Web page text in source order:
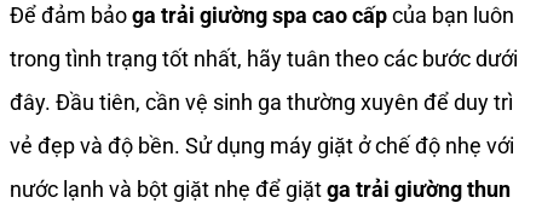
Để đảm bảoga trải giường spa cao cấpcủa bạn luôn
trong tình trạng tốt nhất, hãy tuân theo các bước dưới
đây. Đầu tiên, cần vệ sinh ga thường xuyên để duy trì
vẻ đẹp và độ bền. Sử dụng máy giặt ở chế độ nhẹ với
nước lạnh và bột giặt nhẹ để giặtga trải giường thun